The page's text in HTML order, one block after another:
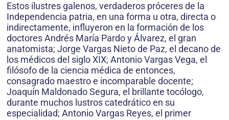
Estos ilustres galenos, verdaderos próceres de la
Independencia patria, en una forma u otra, directa o
indirectamente, influyeron en la formación de los
doctores Andrés María Pardo y Álvarez, el gran
anatomista; Jorge Vargas Nieto de Paz, el decano de
los médicos del siglo XIX; Antonio Vargas Vega, el
filósofo de la ciencia médica de entonces,
consagrado maestro e incomparable docente;
Joaquín Maldonado Segura, el brillante tocólogo,
durante muchos lustros catedrático en su
especialidad; Antonio Vargas Reyes, el primer